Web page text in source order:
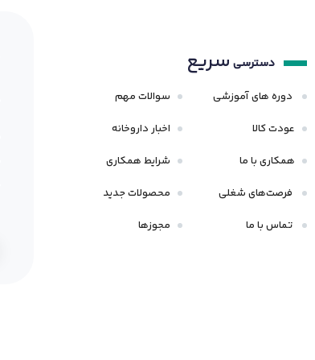
دسترسی سریع
دوره های آموزشی
عودت کالا
همکاری با ما
فرصت‌های شغلی
تماس با ما
سوالات مهم
اخبار داروخانه
شرایط همکاری
محصولات جدید
مجوزها